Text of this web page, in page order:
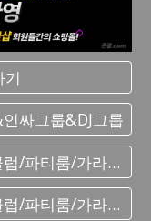
기
싸그룹&DJ그룹
┼ミ존클서울방.comミ┼존클❤️‍🔥(클럽/파티룸/가라오케) - 단톡방
┼ミ존클부산방.comミ┼존클❤️‍🔥(클럽/파티룸/가라오케) - 단톡방